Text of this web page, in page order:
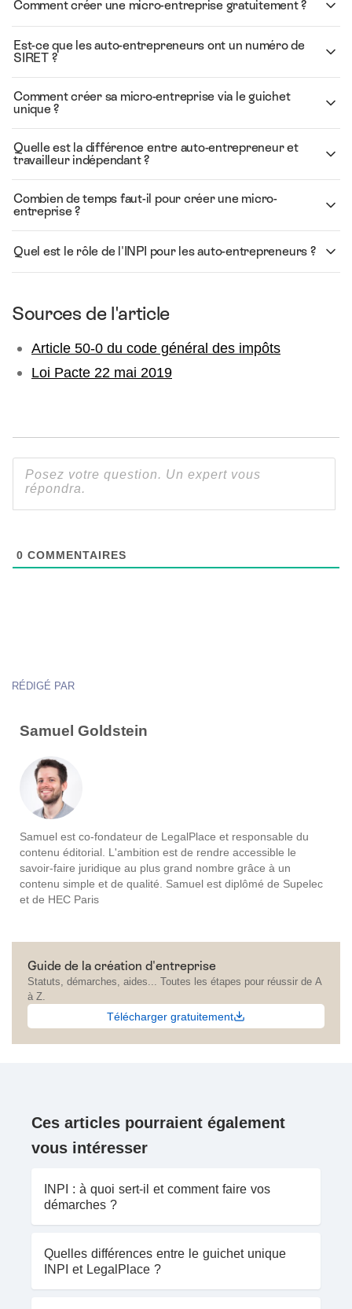
Comment créer une micro-entreprise gratuitement ?
Est-ce que les auto-entrepreneurs ont un numéro de
SIRET ?
Comment créer sa micro-entreprise via le guichet
unique ?
Quelle est la différence entre auto-entrepreneur et
travailleur indépendant ?
Combien de temps faut-il pour créer une micro-
entreprise ?
Quel est le rôle de l'INPI pour les auto-entrepreneurs ?
Sources de l'article
Article 50-0 du code général des impôts
Loi Pacte 22 mai 2019
0 COMMENTAIRES
RÉDIGÉ PAR
Samuel Goldstein
Samuel est co-fondateur de LegalPlace et responsable du
contenu éditorial. L'ambition est de rendre accessible le
savoir-faire juridique au plus grand nombre grâce à un
contenu simple et de qualité. Samuel est diplômé de Supelec
et de HEC Paris
Guide de la création d'entreprise
Statuts, démarches, aides... Toutes les étapes pour réussir de A
à Z.
Télécharger gratuitement
Ces articles pourraient également
vous intéresser
INPI : à quoi sert-il et comment faire vos
démarches ?
Quelles différences entre le guichet unique
INPI et LegalPlace ?